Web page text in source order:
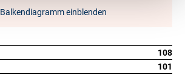
Balkendiagramm einblenden
108
101